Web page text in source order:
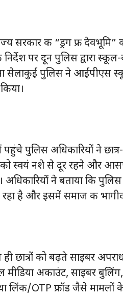
सरकार की “ड्रग फ्री
पर दून पुलिस द्वारा
सेलाकुई पुलिस ने आईपीएस
पहुंचे पुलिस अधिकारियों ने
को स्वयं नशे से दूर रहने और
अधिकारियों ने बताया कि
रहा है और इसमें समाज की
छात्रों को बढ़ते साइबर
अकाउंट, साइबर
लिंक/OTP फ्रॉड जैसे मामलों के